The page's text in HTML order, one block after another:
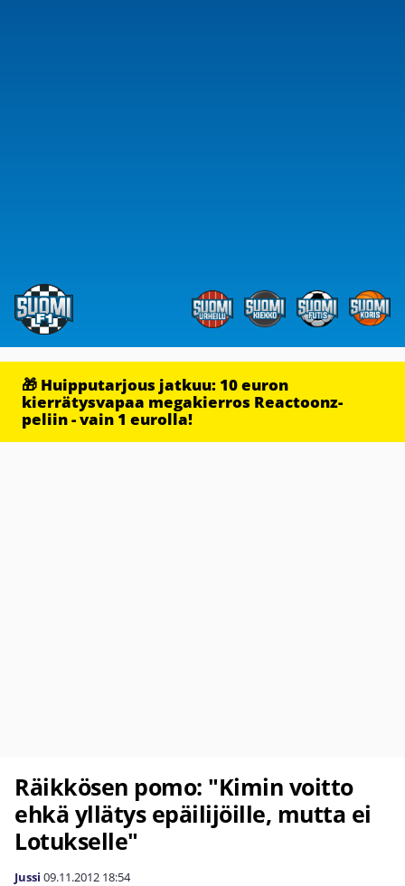
🎁 Huipputarjous jatkuu: 10 euron
kierrätysvapaa megakierros Reactoonz-
peliin - vain 1 eurolla!
Räikkösen pomo: "Kimin voitto
ehkä yllätys epäilijöille, mutta ei
Lotukselle"
Jussi 09.11.2012 18:54